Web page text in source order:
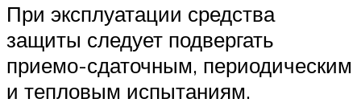
При эксплуатации средства
защиты следует подвергать
приемо-сдаточным, периодическим
и тепловым испытаниям.